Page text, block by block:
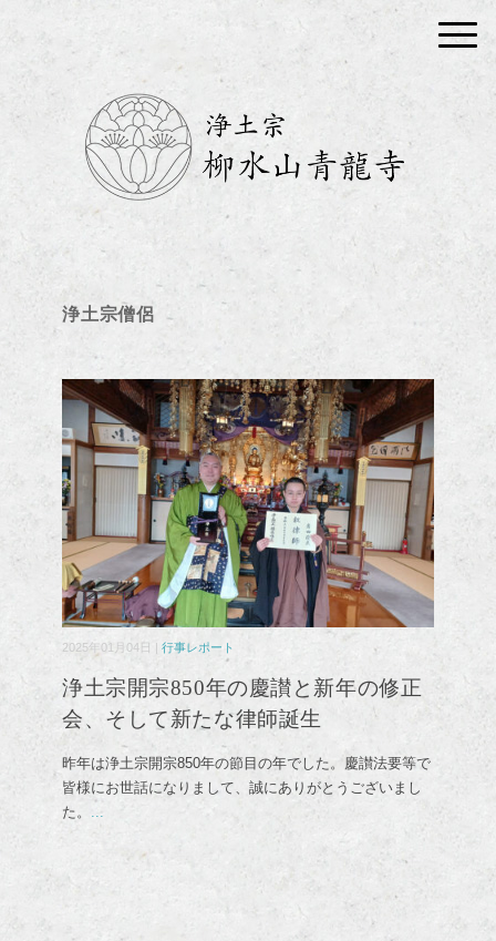
浄土宗僧侶
2025年01月04日 | 行事レポート
浄土宗開宗850年の慶讃と新年の修正
会、そして新たな律師誕生
昨年は浄土宗開宗850年の節目の年でした。慶讃法要等で
皆様にお世話になりまして、誠にありがとうございまし
た。 ...